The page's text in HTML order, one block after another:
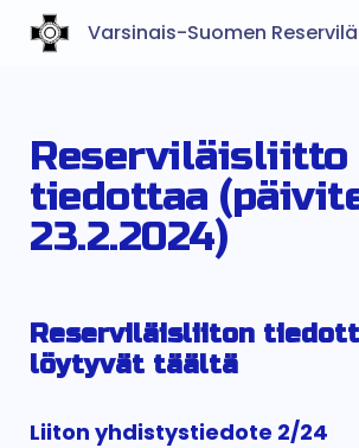
Varsinais-Suomen
Reserviläisliitto
tiedottaa
23.2.2024)
Reserviläisliiton
löytyvät täältä
Liiton yhdistystiedote 2/24